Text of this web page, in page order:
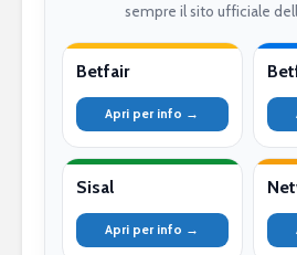
sempre il sito ufficiale
Betfair
Apri per info →
Sisal
Apri per info →